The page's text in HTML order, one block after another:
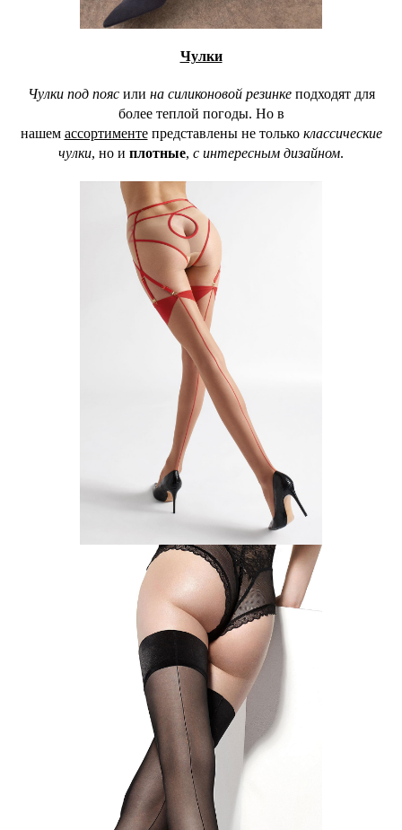
Чулки
Чулки под поясили на силиконовой резинкеподходят для
более теплой погоды. Но в
нашем ассортиментепредставлены не только классические
чулки, но и плотные, с интересным дизайном.